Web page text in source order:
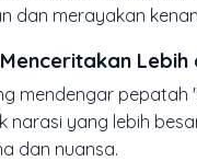
dan merayakan
mendengar
narasi yang lebih
dan nuansa.